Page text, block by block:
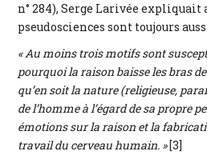
n° 284), Serge Larivée
pseudosciences sont toujours
« Au moins trois motifs sont
pourquoi la raison baisse les bras
qu’en soit la nature (religieuse,
de l’homme à l’égard de sa propre
émotions sur la raison et la
travail du cerveau humain. »[3]